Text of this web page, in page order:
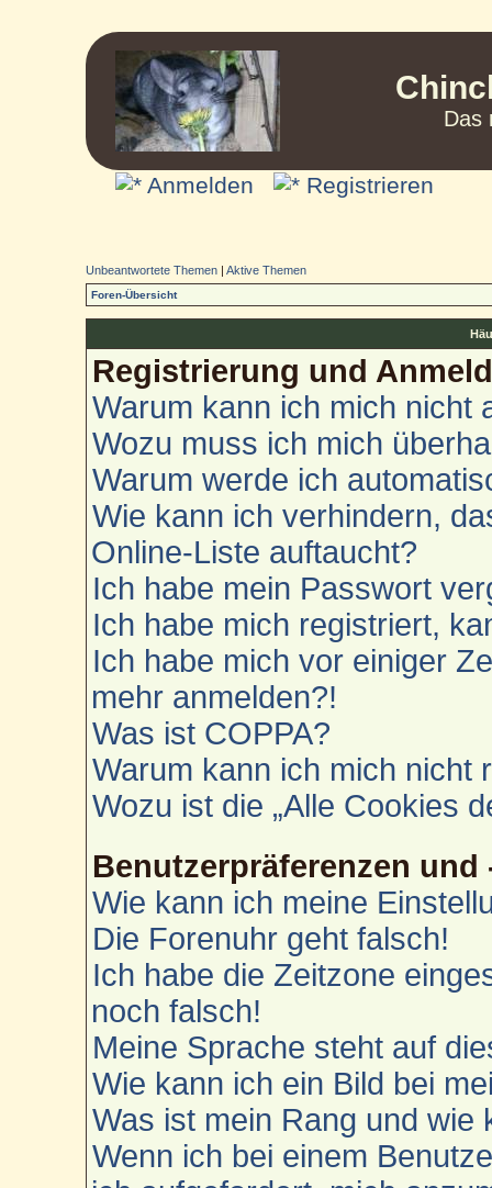
Das
Anmelden Registrieren
Unbeantwortete Themen |Aktive Themen
Foren-Übersicht
Registrierung und
Warum kann ich mich nicht
Wozu muss ich mich
Warum werde ich
Wie kann ich verhindern,
Online-Liste auftaucht?
Ich habe mein Passwort
Ich habe mich registriert,
Ich habe mich vor einiger
mehr anmelden?!
Was ist COPPA?
Warum kann ich mich nicht
Wozu ist die „Alle Cookies
Benutzerpräferenzen
Wie kann ich meine
Die Forenuhr geht falsch!
Ich habe die Zeitzone
noch falsch!
Meine Sprache steht auf
Wie kann ich ein Bild bei
Was ist mein Rang und wie
Wenn ich bei einem